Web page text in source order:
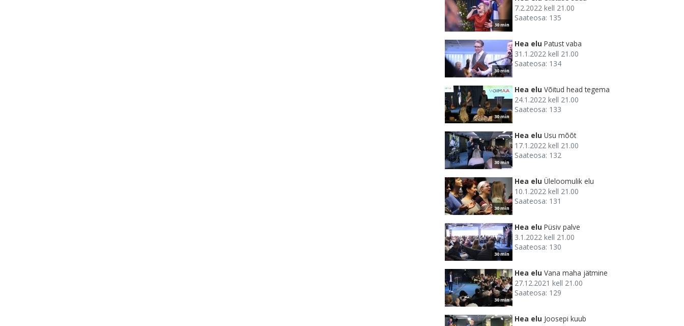
30 min
7.2.2022 kell 21.00
Saateosa: 135
30 min
Hea elu Patust vaba
31.1.2022 kell 21.00
Saateosa: 134
30 min
Hea elu Võitud head tegema
24.1.2022 kell 21.00
Saateosa: 133
30 min
Hea elu Usu mõõt
17.1.2022 kell 21.00
Saateosa: 132
30 min
Hea elu Üleloomulik elu
10.1.2022 kell 21.00
Saateosa: 131
30 min
Hea elu Püsiv palve
3.1.2022 kell 21.00
Saateosa: 130
30 min
Hea elu Vana maha jätmine
27.12.2021 kell 21.00
Saateosa: 129
Hea elu Joosepi kuub